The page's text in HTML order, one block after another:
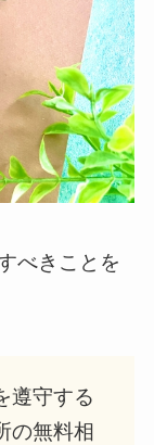
べきことを
遵守する
の無料相